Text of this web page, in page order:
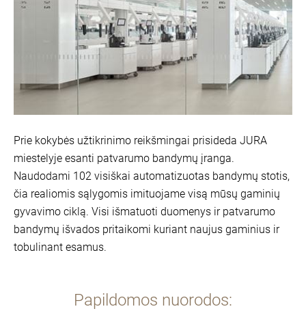
Prie kokybės užtikrinimo reikšmingai prisideda JURA
miestelyje esanti patvarumo bandymų įranga.
Naudodami 102 visiškai automatizuotas bandymų stotis,
čia realiomis sąlygomis imituojame visą mūsų gaminių
gyvavimo ciklą. Visi išmatuoti duomenys ir patvarumo
bandymų išvados pritaikomi kuriant naujus gaminius ir
tobulinant esamus.
Papildomos nuorodos: